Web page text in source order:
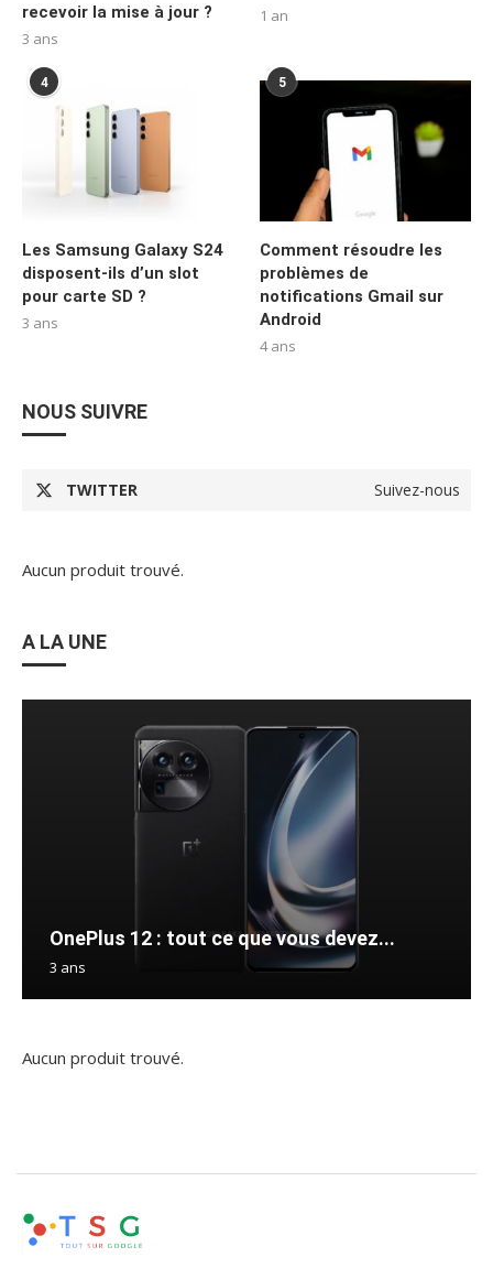
recevoir la mise à jour ?
3 ans
1 an
4
Les Samsung Galaxy S24
disposent-ils d’un slot
pour carte SD ?
3 ans
5
Comment résoudre les
problèmes de
notifications Gmail sur
Android
4 ans
NOUS SUIVRE
TWITTER Suivez-nous
Aucun produit trouvé.
A LA UNE
OnePlus 12 : tout ce que vous devez...
3 ans
Aucun produit trouvé.